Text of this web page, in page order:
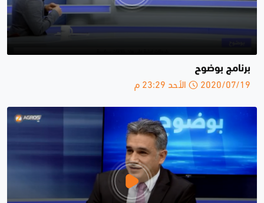
برنامج بوضوح
2020/07/19 الأحد 23:29 م